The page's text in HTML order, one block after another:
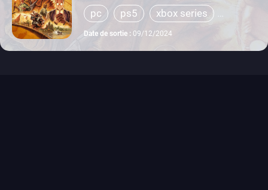
pc ps5
xbox series
switch 2
Date de sortie : 09/12/2024